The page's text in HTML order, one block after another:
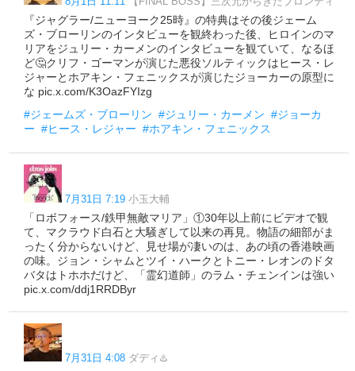
『ジャグラー/ニューヨーク25時』の特典はその後ジェーム
ズ・ブローリンのインタビューを観終わった後、ヒロインのマ
リアをジュリー・カーメンのインタビューを観ていて、なるほ
ど🤔クリフ・ゴーマンが演じた悪役ソルティックはヒース・レ
ジャーとホアキン・フェニックスが演じたジョーカーの原型に
な pic.x.com/K3OazFYIzg
#ジェームズ・ブローリン #ジュリー・カーメン #ジョーカ
ー #ヒース・レジャー #ホアキン・フェニックス
7月31日 7:19 小玉大輔
「ロボフォース/鉄甲無敵マリア」①30年以上前にビデオで観
て、マクラウド白石と大騒ぎして以来の再見。物語の細部がま
ったく分からないけど、見せ場が凄いのは、あの頃の香港映画
の味。ジョン・シャムとツイ・ハークとトニー・レオンのドタ
バタはトホホだけど、「霊幻道師」のラム・チェンインは強い
pic.x.com/ddj1RRDByr
7月31日 4:08 ダディ♨️